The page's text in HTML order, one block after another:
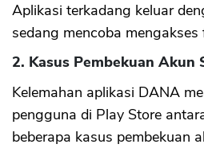
Aplikasi terkadang keluar
sedang mencoba
2. Kasus Pembekuan Akun
Kelemahan aplikasi DANA
pengguna di Play Store
beberapa kasus pembekuan